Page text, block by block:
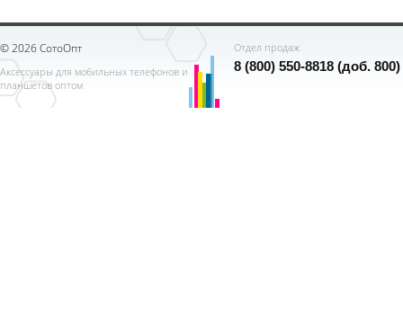
© 2026 СотоОпт
Аксессуары для мобильных телефонов и
планшетов оптом
Отдел продаж
8 (800) 550-8818 (доб. 800)